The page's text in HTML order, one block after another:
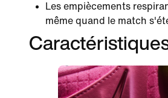
Les empiècements
même quand le match